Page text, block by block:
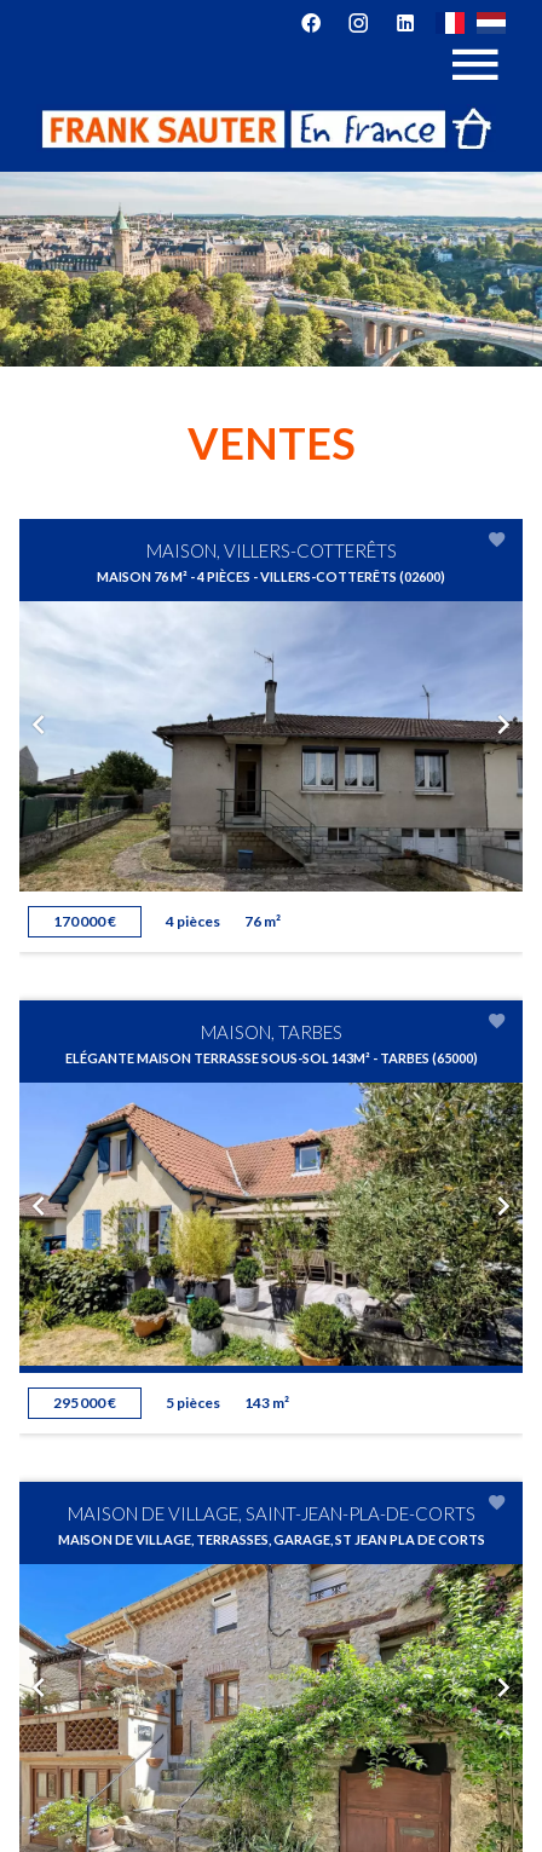
VENTES
MAISON, VILLERS-COTTERÊTS
MAISON 76 M² - 4 PIÈCES - VILLERS-COTTERÊTS (02600)
170 000 € 4 pièces 76 m²
MAISON, TARBES
ELÉGANTE MAISON TERRASSE SOUS-SOL 143M² - TARBES (65000)
295 000 € 5 pièces 143 m²
MAISON DE VILLAGE, SAINT-JEAN-PLA-DE-CORTS
MAISON DE VILLAGE, TERRASSES, GARAGE, ST JEAN PLA DE CORTS